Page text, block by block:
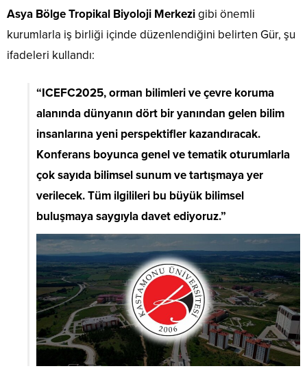
Asya Bölge Tropikal Biyoloji Merkezigibi önemli
kurumlarla iş birliği içinde düzenlendiğini belirten Gür, şu
ifadeleri kullandı:
“ICEFC2025, orman bilimleri ve çevre koruma
alanında dünyanın dört bir yanından gelen bilim
insanlarına yeni perspektifler kazandıracak.
Konferans boyunca genel ve tematik oturumlarla
çok sayıda bilimsel sunum ve tartışmaya yer
verilecek. Tüm ilgilileri bu büyük bilimsel
buluşmaya saygıyla davet ediyoruz.”